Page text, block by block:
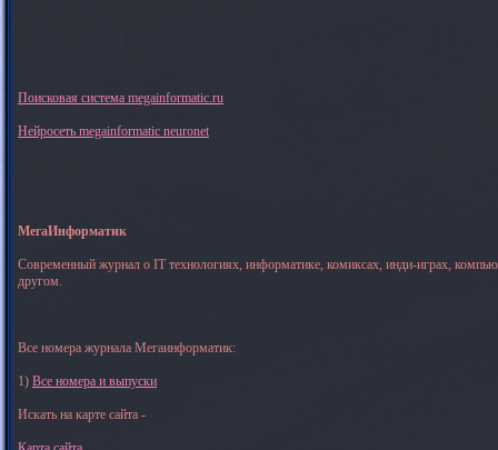
Поисковая система megainformatic.ru
Нейросеть megainformatic neuronet
МегаИнформатик
Современный журнал о IT технологиях, информатике, комиксах, инди-играх,
другом.
Все номера журнала Мегаинформатик:
1) Все номера и выпуски
Искать на карте сайта -